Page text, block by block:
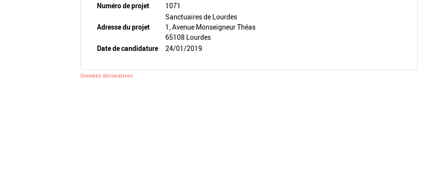
Numéro de projet
1071
Adresse du projet
Sanctuaires de Lourdes
1, Avenue Monseigneur Théas
65108 Lourdes
Date de candidature
24/01/2019
Données déclaratives